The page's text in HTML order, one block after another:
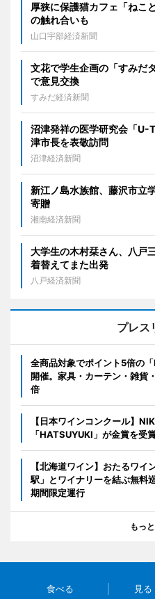
厚狭に保護猫カフェ「ね
の触れ合いも
山口宇部経済新聞
文花で学生企画の「すみ
で意見交換
すみだ経済新聞
沼津発祥の医学研究会「
津市長を表敬訪問
沼津経済新聞
新江ノ島水族館、藤沢市立
寄贈
湘南経済新聞
大学生の木村栞さん、八
着替えてまた出発
八戸経済新聞
プレス
全商品対象でポイント5倍の
開催。家具・カーテン・雑貨
倍
【日本ワインコンクール】
「HATSUYUKI」が金賞を受
【北海道ワイン】おたるワ
駅」とワイナリーを結ぶ無料
期間限定運行
もっ
食べる 見る